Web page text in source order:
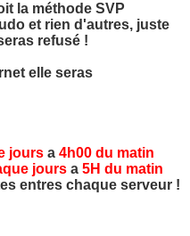
la méthode SVP
et rien d'autres, juste
refusé !
elle seras
jours a 4h00 du matin
jours a 5H du matin
entres chaque serveur !